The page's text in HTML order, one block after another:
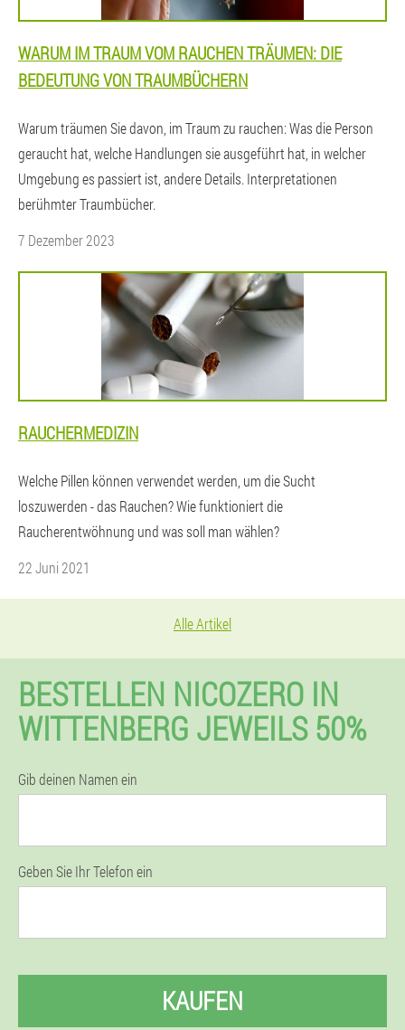
WARUM IM TRAUM VOM RAUCHEN TRÄUMEN: DIE
BEDEUTUNG VON TRAUMBÜCHERN
Warum träumen Sie davon, im Traum zu rauchen: Was die Person
geraucht hat, welche Handlungen sie ausgeführt hat, in welcher
Umgebung es passiert ist, andere Details. Interpretationen
berühmter Traumbücher.
7 Dezember 2023
RAUCHERMEDIZIN
Welche Pillen können verwendet werden, um die Sucht
loszuwerden - das Rauchen? Wie funktioniert die
Raucherentwöhnung und was soll man wählen?
22 Juni 2021
Alle Artikel
BESTELLEN NICOZERO IN
WITTENBERG JEWEILS 50%
Gib deinen Namen ein
Geben Sie Ihr Telefon ein
KAUFEN